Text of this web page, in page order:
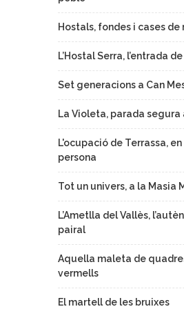
Hostals, fondes i cases de
L’Hostal Serra, l’entrada
Set generacions a Can
La Violeta, parada segura
L'ocupació de Terrassa,
persona
Tot un univers, a la Masia
L’Ametlla del Vallès,
pairal
Aquella maleta de
vermells
El martell de les bruixes